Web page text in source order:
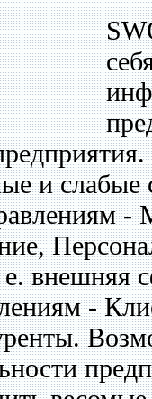
и
-
внешняя
-